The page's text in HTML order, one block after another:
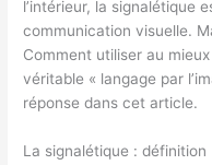
l’intérieur, la signalétique
communication visuelle.
Comment utiliser au
véritable « langage par
réponse dans cet article.
La signalétique : définition